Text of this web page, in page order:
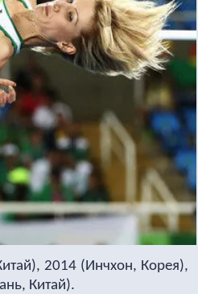
2014 (Инчхон, Корея),
Китай).